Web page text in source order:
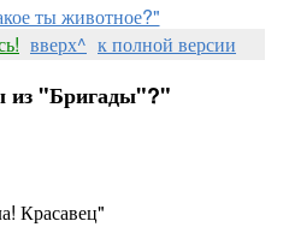
ты животное?"
вверх^ к полной версии
из "Бригады"?"
Красавец"